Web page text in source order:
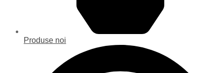
Produse noi